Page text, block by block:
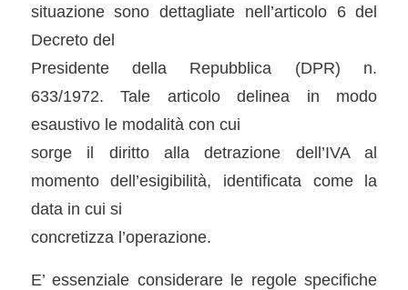
situazione sono dettagliate nell’articolo 6 del
Decreto del
Presidente della Repubblica (DPR) n.
633/1972. Tale articolo delinea in modo
esaustivo le modalità con cui
sorge il diritto alla detrazione dell’IVA al
momento dell’esigibilità, identificata come la
data in cui si
concretizza l’operazione.
E’ essenziale considerare le regole specifiche